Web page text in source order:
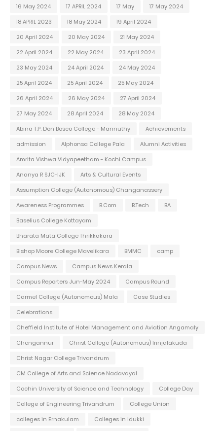
16 May 2024
17 APRIL 2024 17 May
17 May 2024
18 APRIL 2023
18 May 2024
19 April 2024
20 April 2024
20 May 2024
21 May 2024
22 April 2024
22 May 2024
23 April 2024
23 May 2024
24 April 2024
24 May 2024
25 April 2024
25 April 2024
25 May 2024
26 April 2024
26 May 2024
27 April 2024
27 May 2024
28 April 2024
28 May 2024
Abina T.P. Don Bosco College - Mannuthy
Achievements
admission
Alphonsa College Pala
Alumni Activities
Amrita Vishwa Vidyapeetham - Kochi Campus
Ananya R SJC-IJK
Arts & Cultural Events
Assumption College (Autonomous) Changanassery
Awareness Programmes
B.Com B.Tech
BA
Baselius College Kottayam
Bharata Mata College Thrikkakara
Bishop Moore College Mavelikara
BMMC
camp
Campus News
Campus News Kerala
Campus Reporters Jun-May 2024
Campus Round
Carmel College (Autonomous) Mala
Case Studies
Celebrations
Cheffield Institute of Hotel Management and Aviation Angamaly
Chengannur
Christ College (Autonomous) Irinjalakuda
Christ Nagar College Trivandrum
CM College of Arts and Science Nadavayal
Cochin University of Science and Technology
College Day
College of Engineering Trivandrum
College Union
colleges in Ernakulam
Colleges in Idukki